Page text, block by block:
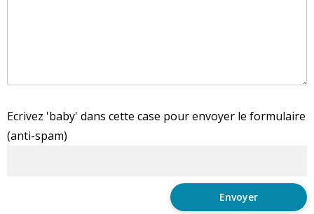
Ecrivez 'baby' dans cette case pour envoyer le formulaire
(anti-spam)